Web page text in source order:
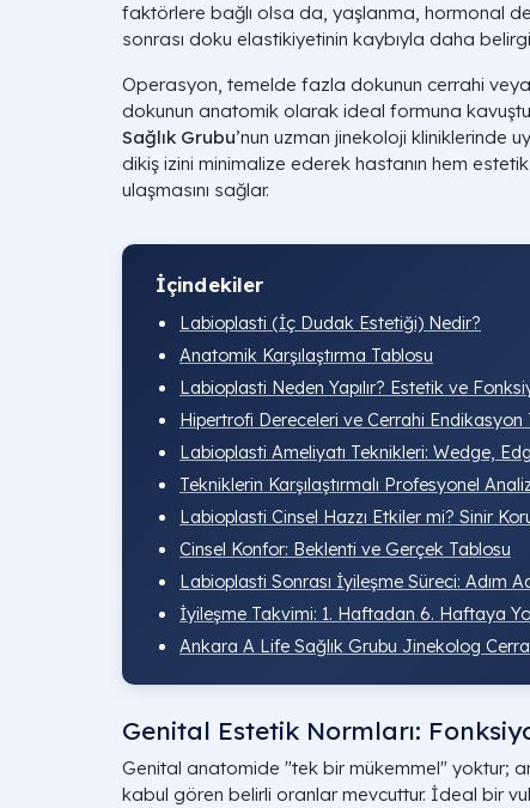
faktörlere bağlı olsa da, yaşlanma, hormonal
sonrası doku elastikiyetinin kaybıyla daha
Operasyon, temelde fazla dokunun cerrahi veya
dokunun anatomik olarak ideal formuna
Sağlık Grubu’nun uzman jinekoloji kliniklerinde
dikiş izini minimalize ederek hastanın hem
ulaşmasını sağlar.
İçindekiler
Labioplasti (İç Dudak Estetiği) Nedir?
Anatomik Karşılaştırma Tablosu
Labioplasti Neden Yapılır? Estetik ve
Hipertrofi Dereceleri ve Cerrahi Endikasyon
Labioplasti Ameliyatı Teknikleri: Wedge,
Tekniklerin Karşılaştırmalı Profesyonel
Labioplasti Cinsel Hazzı Etkiler mi? Sinir
Cinsel Konfor: Beklenti ve Gerçek Tablosu
Labioplasti Sonrası İyileşme Süreci: Adım
İyileşme Takvimi: 1. Haftadan 6. Haftaya
Ankara A Life Sağlık Grubu Jinekolog
Genital Estetik Normları:
Genital anatomide "tek bir mükemmel" yoktur;
kabul gören belirli oranlar mevcuttur. İdeal bir